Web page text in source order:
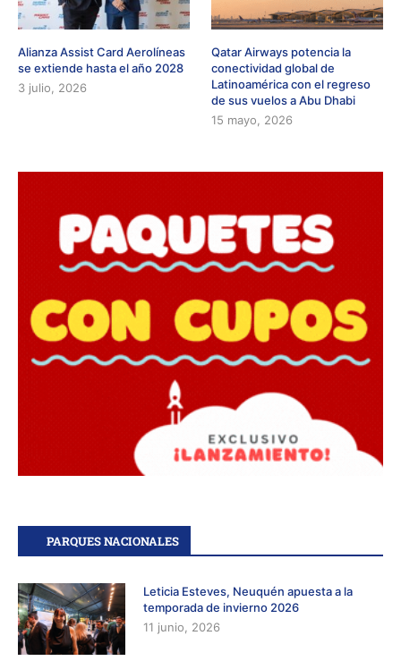
Alianza Assist Card Aerolíneas
se extiende hasta el año 2028
3 julio, 2026
Qatar Airways potencia la
conectividad global de
Latinoamérica con el regreso
de sus vuelos a Abu Dhabi
15 mayo, 2026
PARQUES NACIONALES
Leticia Esteves, Neuquén apuesta a la
temporada de invierno 2026
11 junio, 2026